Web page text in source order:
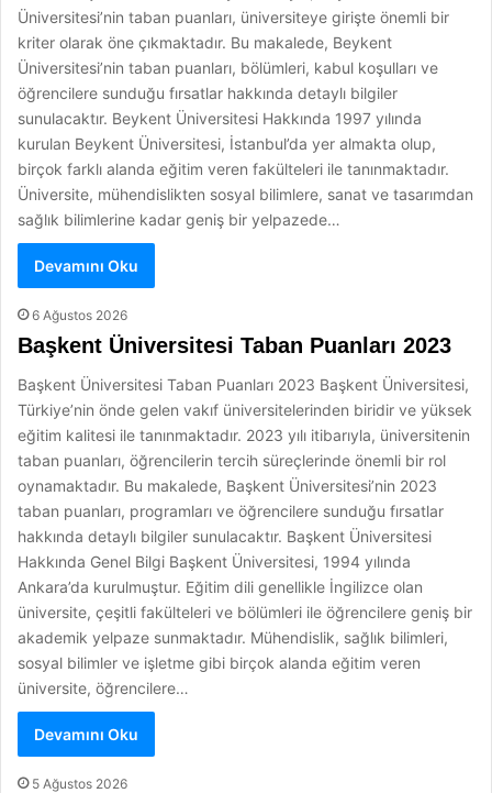
Üniversitesi’nin taban puanları, üniversiteye girişte önemli bir
kriter olarak öne çıkmaktadır. Bu makalede, Beykent
Üniversitesi’nin taban puanları, bölümleri, kabul koşulları ve
öğrencilere sunduğu fırsatlar hakkında detaylı bilgiler
sunulacaktır. Beykent Üniversitesi Hakkında 1997 yılında
kurulan Beykent Üniversitesi, İstanbul’da yer almakta olup,
birçok farklı alanda eğitim veren fakülteleri ile tanınmaktadır.
Üniversite, mühendislikten sosyal bilimlere, sanat ve tasarımdan
sağlık bilimlerine kadar geniş bir yelpazede…
Devamını Oku
6 Ağustos 2026
Başkent Üniversitesi Taban Puanları 2023
Başkent Üniversitesi Taban Puanları 2023 Başkent Üniversitesi,
Türkiye’nin önde gelen vakıf üniversitelerinden biridir ve yüksek
eğitim kalitesi ile tanınmaktadır. 2023 yılı itibarıyla, üniversitenin
taban puanları, öğrencilerin tercih süreçlerinde önemli bir rol
oynamaktadır. Bu makalede, Başkent Üniversitesi’nin 2023
taban puanları, programları ve öğrencilere sunduğu fırsatlar
hakkında detaylı bilgiler sunulacaktır. Başkent Üniversitesi
Hakkında Genel Bilgi Başkent Üniversitesi, 1994 yılında
Ankara’da kurulmuştur. Eğitim dili genellikle İngilizce olan
üniversite, çeşitli fakülteleri ve bölümleri ile öğrencilere geniş bir
akademik yelpaze sunmaktadır. Mühendislik, sağlık bilimleri,
sosyal bilimler ve işletme gibi birçok alanda eğitim veren
üniversite, öğrencilere…
Devamını Oku
5 Ağustos 2026